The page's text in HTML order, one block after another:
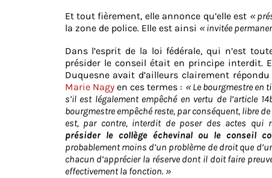
Et tout fièrement, elle annonce qu’elle est «
la zone de police. Elle est ainsi « invitée
Dans l’esprit de la loi fédérale, qui n’est
présider le conseil était en principe interdit.
Duquesne avait d’ailleurs clairement répondu
Marie Nagyen ces termes : « Le bourgmestre en
s’il est légalement empêché en vertu de l’article
bourgmestre empêché reste, par conséquent, libre
est, par contre, interdit de poser des actes qui
présider le collège échevinal ou le conseil
probablement moins d’un problème de droit que
chacun d’apprécier la réserve dont il doit faire
effectivement la fonction. »